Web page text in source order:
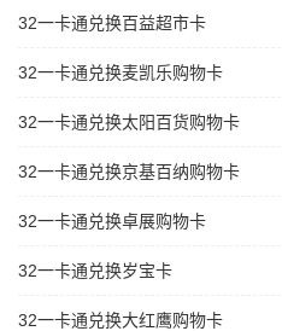
32一卡通兑换百益超市卡
32一卡通兑换麦凯乐购物卡
32一卡通兑换太阳百货购物卡
32一卡通兑换京基百纳购物卡
32一卡通兑换卓展购物卡
32一卡通兑换岁宝卡
32一卡通兑换大红鹰购物卡